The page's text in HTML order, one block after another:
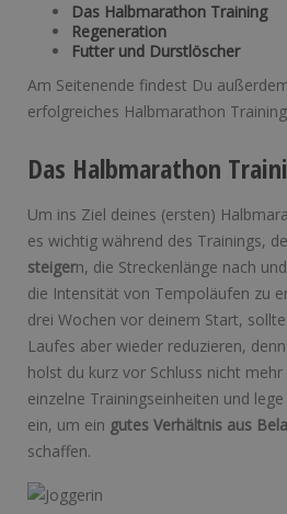
Das Halbmarathon Training
Regeneration
Futter und Durstlöscher
Am Seitenende findest Du
erfolgreiches Halbmarathon
Das Halbmarathon
Um ins Ziel deines (ersten)
es wichtig während des Trainings,
steigern, die Streckenlänge nach
die Intensität von Tempoläufen zu
drei Wochen vor deinem Start,
Laufes aber wieder reduzieren,
holst du kurz vor Schluss nicht
einzelne Trainingseinheiten und
ein, um ein gutes Verhältnis aus
schaffen.